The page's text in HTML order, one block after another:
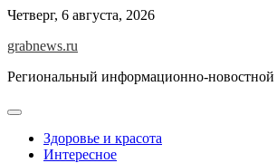
Skip
content
Четверг, 6 августа, 2026
grabnews.ru
Региональный информационно-новостной
Здоровье и красота
Интересное